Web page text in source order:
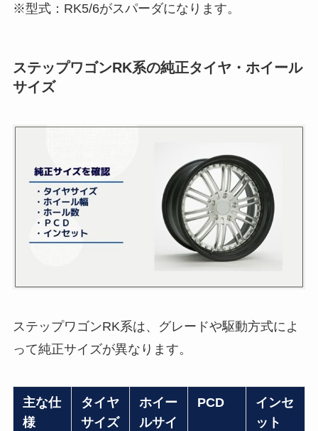
※型式：RK5/6がスパーダになります。
ステップワゴンRK系の純正タイヤ・ホイール
サイズ
ステップワゴンRK系は、グレードや駆動方式によ
って純正サイズが異なります。
主な仕
様
タイヤ
サイズ
ホイー
ルサイ
PCD
インセ
ット